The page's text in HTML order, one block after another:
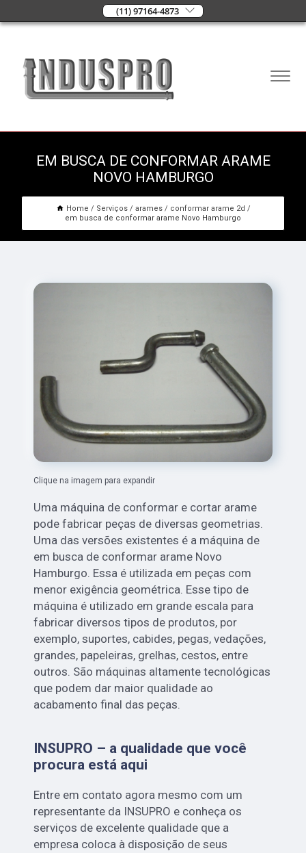
(11) 97164-4873
EM BUSCA DE CONFORMAR ARAME
NOVO HAMBURGO
Home Serviços arames
conformar arame 2d
em busca de conformar arame Novo Hamburgo
Clique na imagem para expandir
Uma máquina de conformar e cortar arame
pode fabricar peças de diversas geometrias.
Uma das versões existentes é a máquina de
em busca de conformar arame Novo
Hamburgo. Essa é utilizada em peças com
menor exigência geométrica. Esse tipo de
máquina é utilizado em grande escala para
fabricar diversos tipos de produtos, por
exemplo, suportes, cabides, pegas, vedações,
grandes, papeleiras, grelhas, cestos, entre
outros. São máquinas altamente tecnológicas
que podem dar maior qualidade ao
acabamento final das peças.
INSUPRO – a qualidade que você
procura está aqui
Entre em contato agora mesmo com um
representante da INSUPRO e conheça os
serviços de excelente qualidade que a
empresa coloca à disposição de seus